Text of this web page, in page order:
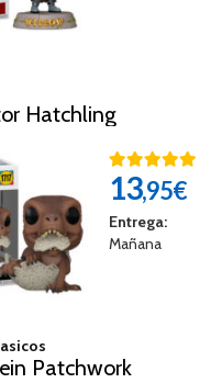
Hatchling
13,95€
Entrega:
Mañana
Patchwork